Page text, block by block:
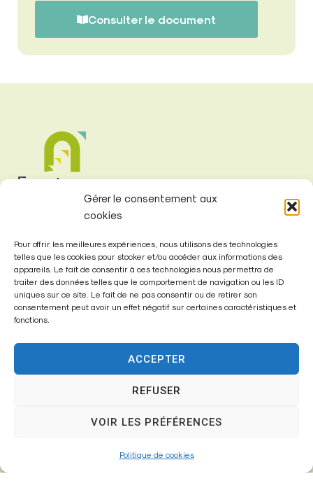
Gérer le consentement aux
cookies
Pour offrir les meilleures expériences, nous utilisons des technologies
telles que les cookies pour stocker et/ou accéder aux informations des
appareils. Le fait de consentir à ces technologies nous permettra de
traiter des données telles que le comportement de navigation ou les ID
uniques sur ce site. Le fait de ne pas consentir ou de retirer son
consentement peut avoir un effet négatif sur certaines caractéristiques et
fonctions.
ACCEPTER
REFUSER
VOIR LES PRÉFÉRENCES
Politique de cookies
Consulter le document
Mairie de
Fontenay-Trésigny
77610 – Fontenay-Trésigny
01 64 25 90 67